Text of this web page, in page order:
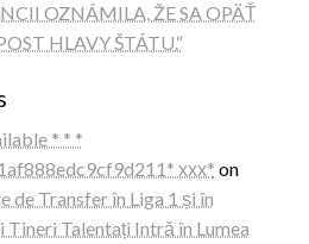
OZNÁMILA, ŽE SA OPÄŤ
HLAVY ŠTÁTU.“
* * *
ххх* on
de Transfer în Liga 1 și în
Tineri Talentați Intră în Lumea